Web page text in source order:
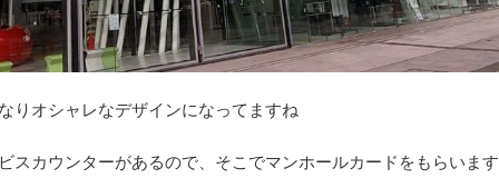
りオシャレなデザインになってますね
スカウンターがあるので、そこでマンホールカードをもらいます